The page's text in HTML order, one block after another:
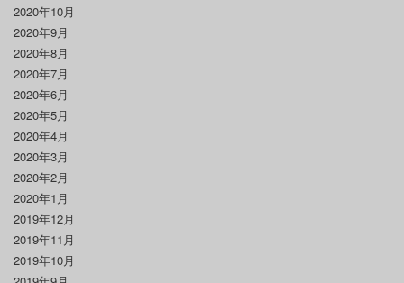
2020年10月
2020年9月
2020年8月
2020年7月
2020年6月
2020年5月
2020年4月
2020年3月
2020年2月
2020年1月
2019年12月
2019年11月
2019年10月